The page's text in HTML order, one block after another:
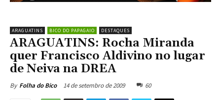
ARAGUATINS BICO DO PAPAGAIO DESTAQUES
ARAGUATINS: Rocha Miranda
quer Francisco Aldivino no lugar
de Neiva na DREA
By Folha do Bico 14 de setembro de 2009 60